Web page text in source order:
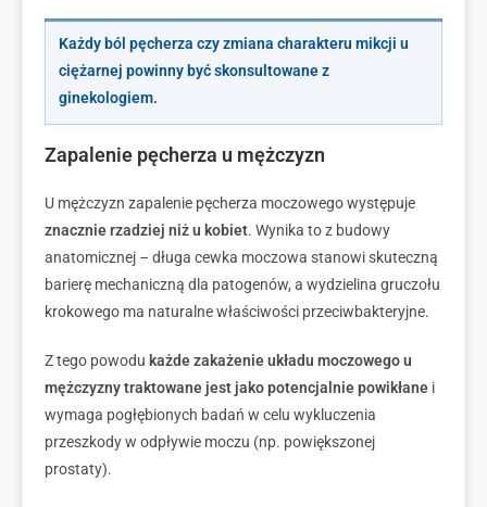
Każdy ból pęcherza czy zmiana charakteru mikcji u
ciężarnej powinny być skonsultowane z
ginekologiem.
Zapalenie pęcherza u mężczyzn
U mężczyzn zapalenie pęcherza moczowego występuje
znacznie rzadziej niż u kobiet. Wynika to z budowy
anatomicznej – długa cewka moczowa stanowi skuteczną
barierę mechaniczną dla patogenów, a wydzielina gruczołu
krokowego ma naturalne właściwości przeciwbakteryjne.
Z tego powodu każde zakażenie układu moczowego u
mężczyzny traktowane jest jako potencjalnie powikłane i
wymaga pogłębionych badań w celu wykluczenia
przeszkody w odpływie moczu (np. powiększonej
prostaty).